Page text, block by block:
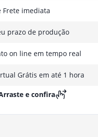
Frete imediata
prazo de produção
on line em tempo real
Grátis em até 1 hora
e confira